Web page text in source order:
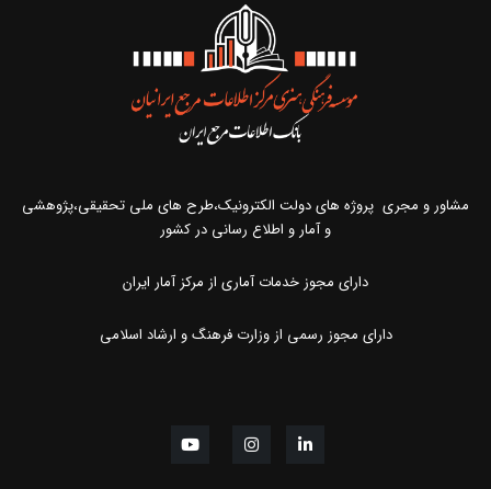
مشاور و مجری پروژه های دولت الکترونیک،طرح های ملی تحقیقی،پژوهشی
و آمار و اطلاع رسانی در کشور
دارای مجوز خدمات آماری از مرکز آمار ایران
دارای مجوز رسمی از وزارت فرهنگ و ارشاد اسلامی